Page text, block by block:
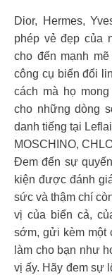
Dior, Hermes,
phép vẻ đẹp của
cho đến mạnh
công cụ biến đổi
cách mà họ
cho những dòng
danh tiếng tại
MOSCHINO,
Đem đến sự
kiện được đánh
sức và thậm chí
vị của biển cả,
sớm, gửi kèm một
làm cho bạn như
vị ấy. Hãy đem sự